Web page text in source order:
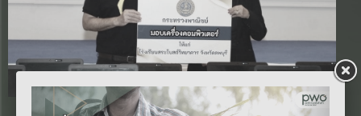
Previous Next